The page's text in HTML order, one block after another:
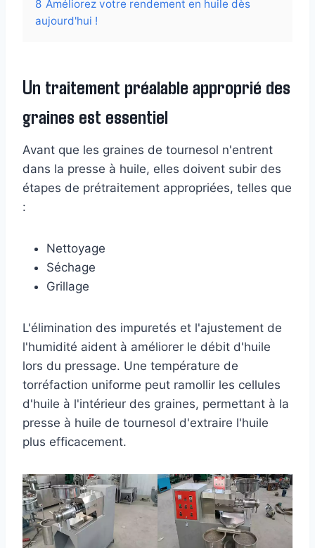
8 Améliorez votre rendement en huile dès
aujourd'hui !
Un traitement préalable approprié des
graines est essentiel
Avant que les graines de tournesol n'entrent
dans la presse à huile, elles doivent subir des
étapes de prétraitement appropriées, telles que
:
Nettoyage
Séchage
Grillage
L'élimination des impuretés et l'ajustement de
l'humidité aident à améliorer le débit d'huile
lors du pressage. Une température de
torréfaction uniforme peut ramollir les cellules
d'huile à l'intérieur des graines, permettant à la
presse à huile de tournesol d'extraire l'huile
plus efficacement.